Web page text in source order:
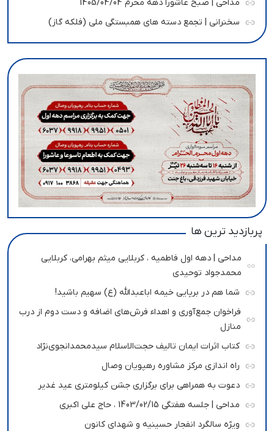
مداحی | صبح عاشورا دهه محرم 1405/04/04
سخنرانی | تجمع دسته های همبستگی ملی (فلکه گاز)
پربازدید ترین ها
مداحی | دهه اول فاطمیه ، کربلایی میثم بهرامی، کربلایی
محمدجواد توحیدی
شما هم در برپایی خیمه اباعبدالله (ع) سهیم باشید!
فراخوان جمع‌آوری و اهداء فرش‌های اضافه و دست دوم از درب
منازل
کتاب اثرات ایمان تالیف حجت‌الاسلام سیدمحمدانجوی‌نژاد
راه اندازی مرکز مشاوره رهپویان وصال
دعوت به همراهی برای برگزاری جشن کیلومتری عید غدیر
مداحی | جلسه هفتگی 1403/02/15 ، حاج علی اکبری
ویژه سالگرد انفجار حسینیه و شهدای کانون